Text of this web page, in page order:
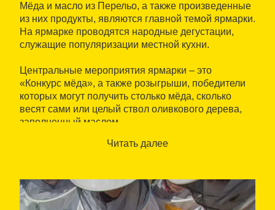
Мёда и масло из Перельо, а также произведенные
из них продукты, являются главной темой ярмарки.
На ярмарке проводятся народные дегустации,
служащие популяризации местной кухни.
Центральные мероприятия ярмарки – это
«Конкурс мёда», а также розыгрыши, победители
которых могут получить столько мёда, сколько
весят сами или целый ствол оливкового дерева,
заполненный маслом.
Читать далее